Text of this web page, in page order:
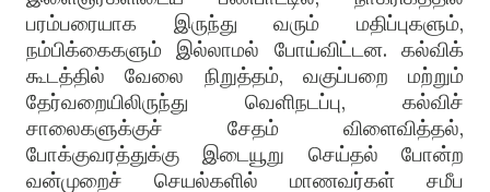
பரம்பரையாக இருந்து வரும் மதிப்புகளும்,
நம்பிக்கைகளும் இல்லாமல் போய்விட்டன. கல்விக்
கூடத்தில் வேலை நிறுத்தம், வகுப்பறை மற்றும்
தேர்வறையிலிருந்து வெளிநடப்பு, கல்விச்
சாலைகளுக்குச் சேதம் விளைவித்தல்,
போக்குவரத்துக்கு இடையூறு செய்தல் போன்ற
வன்முறைச் செயல்களில் மாணவர்கள் சமீப